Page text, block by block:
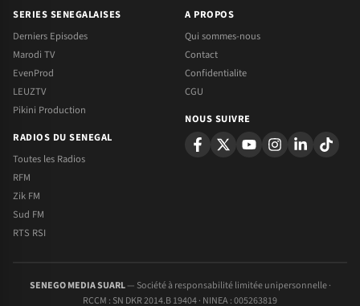
SERIES SENEGALAISES
Derniers Episodes
Marodi TV
EvenProd
LEUZTV
Pikini Production
RADIOS DU SENEGAL
Toutes les Radios
RFM
Zik FM
Sud FM
RTS RSI
A PROPOS
Qui sommes-nous
Contact
Confidentialite
CGU
NOUS SUIVRE
SENEGO MEDIA SUARL— Société à responsabilité limitée unipersonnelle ·
RCCM : SN DKR 2014.B 19404 · NINEA : 005263819